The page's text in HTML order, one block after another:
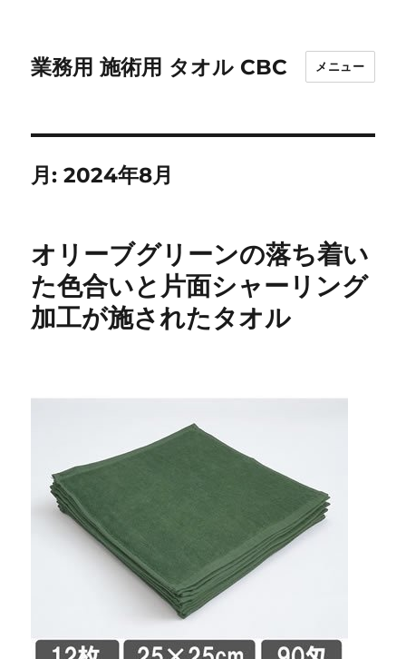
業務用 施術用 タオル CBC メニュー
月:2024年8月
オリーブグリーンの落ち着い
た色合いと片面シャーリング
加工が施されたタオル